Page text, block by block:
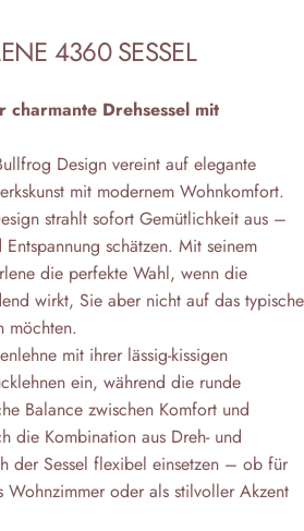
4360 SESSEL
Drehsessel mit
Design vereint auf elegante
mit modernem Wohnkomfort.
strahlt sofort Gemütlichkeit aus –
schätzen. Mit seinem
die perfekte Wahl, wenn die
wirkt, Sie aber nicht auf das typische
möchten.
mit ihrer lässig-kissigen
ein, während die runde
Balance zwischen Komfort und
die Kombination aus Dreh- und
der Sessel flexibel einsetzen – ob für
Wohnzimmer oder als stilvoller Akzent